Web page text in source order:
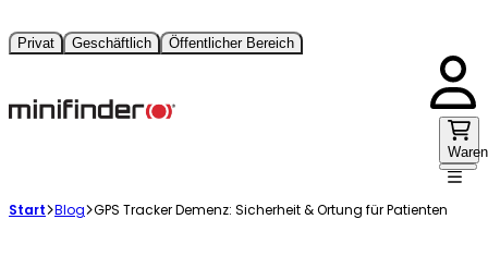
Privat Geschäftlich Öffentlicher Bereich
Start Blog GPS Tracker Demenz: Sicherheit & Ortung für Patienten